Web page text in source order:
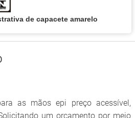
de capacete amarelo
as mãos epi preço acessível,
um orçamento por meio